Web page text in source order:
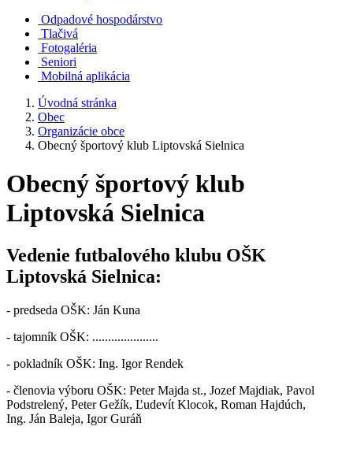
Odpadové hospodárstvo
Tlačivá
Fotogaléria
Seniori
Mobilná aplikácia
Úvodná stránka
Obec
Organizácie obce
Obecný športový klub Liptovská Sielnica
Obecný športový klub
Liptovská Sielnica
Vedenie futbalového klubu OŠK
Liptovská Sielnica:
- predseda OŠK: Ján Kuna
- tajomník OŠK: .....................
- pokladník OŠK: Ing. Igor Rendek
- členovia výboru OŠK: Peter Majda st., Jozef Majdiak, Pavol
Podstrelený, Peter Gežík, Ľudevít Klocok, Roman Hajdúch,
Ing. Ján Baleja, Igor Guráň